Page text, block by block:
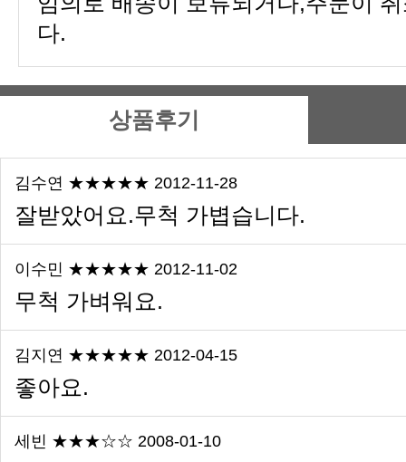
다.
상품후기
김수연 ★★★★★ 2012-11-28
잘받았어요.무척 가볍습니다.
이수민 ★★★★★ 2012-11-02
무척 가벼워요.
김지연 ★★★★★ 2012-04-15
좋아요.
세빈 ★★★☆☆ 2008-01-10